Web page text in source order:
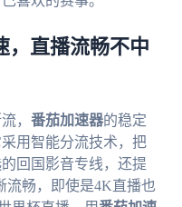
，直播流畅不中
， 番茄加速器的稳定
用智能分流技术，把
回国影音专线，还提
流畅，即使是4K直播也